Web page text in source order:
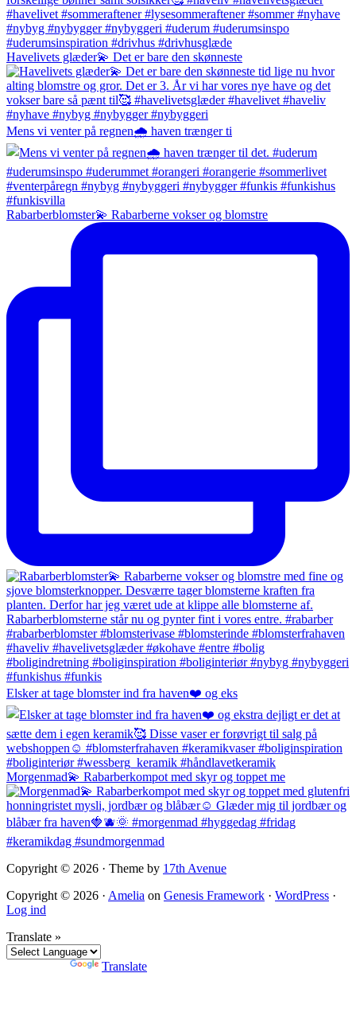
Havelivets glæder💫 Det er bare den skønneste
Mens vi venter på regnen🌧️ haven trænger ti
Rabarberblomster💫 Rabarberne vokser og blomstre
Elsker at tage blomster ind fra haven❤️ og eks
Morgenmad💫 Rabarberkompot med skyr og toppet me
Copyright © 2026 · Theme by 17th Avenue
Copyright © 2026 · Amelia on Genesis Framework · WordPress ·
Log ind
Translate »
Translate